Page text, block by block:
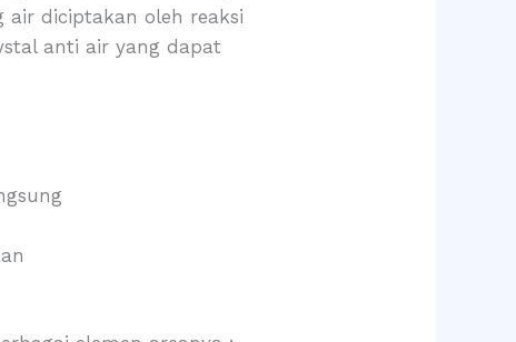
diciptakan oleh reaksi
anti air yang dapat